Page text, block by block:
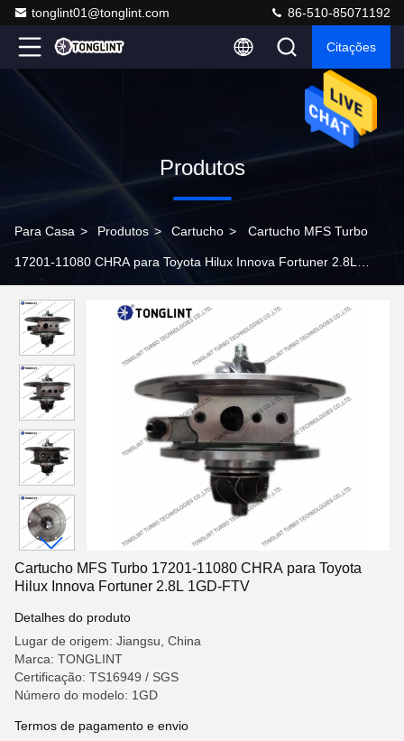
tonglint01@tonglint.com 86-510-85071192
Citações
Produtos
Para Casa > Produtos > Cartucho > Cartucho MFS Turbo
17201-11080 CHRA para Toyota Hilux Innova Fortuner 2.8L
Cartucho MFS Turbo 17201-11080 CHRA para Toyota
Hilux Innova Fortuner 2.8L 1GD-FTV
Detalhes do produto
Lugar de origem: Jiangsu, China
Marca: TONGLINT
Certificação: TS16949 / SGS
Número do modelo: 1GD
Termos de pagamento e envio